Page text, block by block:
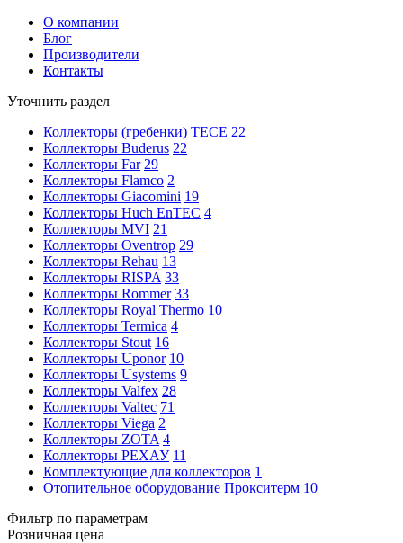
О компании
Блог
Производители
Контакты
Уточнить раздел
Коллекторы (гребенки) TECE 22
Коллекторы Buderus 22
Коллекторы Far 29
Коллекторы Flamco 2
Коллекторы Giacomini 19
Коллекторы Huch EnTEC 4
Коллекторы MVI 21
Коллекторы Oventrop 29
Коллекторы Rehau 13
Коллекторы RISPA 33
Коллекторы Rommer 33
Коллекторы Royal Thermo 10
Коллекторы Termica 4
Коллекторы Stout 16
Коллекторы Uponor 10
Коллекторы Usystems 9
Коллекторы Valfex 28
Коллекторы Valtec 71
Коллекторы Viega 2
Коллекторы ZOTA 4
Коллекторы РЕХАУ 11
Комплектующие для коллекторов 1
Отопительное оборудование Прокситерм 10
Фильтр по параметрам
Розничная цена